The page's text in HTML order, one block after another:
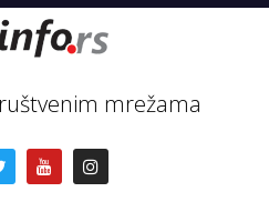
mrežama